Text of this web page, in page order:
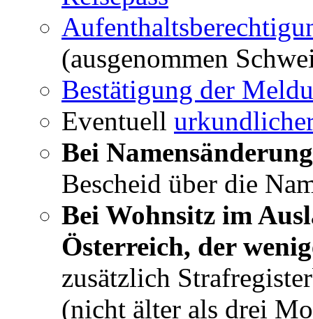
(ausgenommen
Bestätigung der
Eventuell
Bei
Bescheid über die
Bei Wohnsitz im
Österreich, der
zusätzlich
(nicht älter als drei